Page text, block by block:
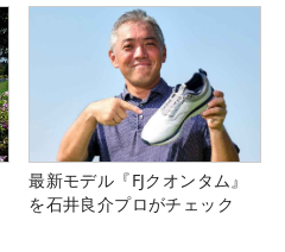
最新モデル『FJクオンタム』
を石井良介プロがチェック